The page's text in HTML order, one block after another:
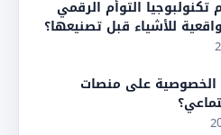
التوأم الرقمي
للأشياء قبل تصنيعها؟
الخصوصية على منصات